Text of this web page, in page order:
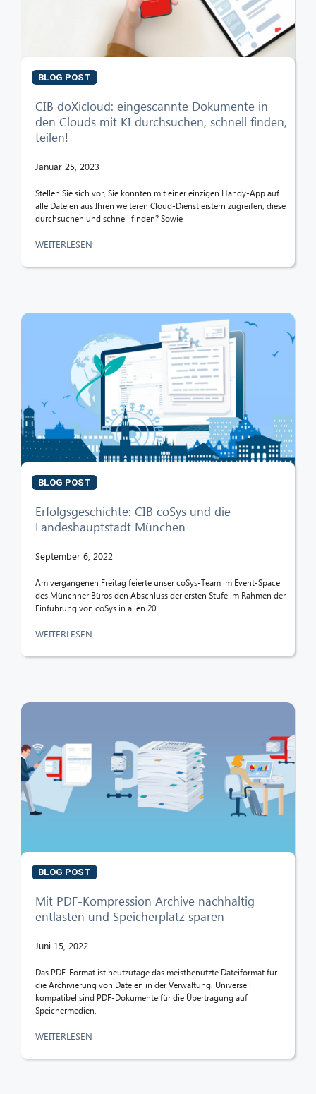
BLOG POST
CIB doXicloud: eingescannte Dokumente in
den Clouds mit KI durchsuchen, schnell finden,
teilen!
Januar 25, 2023
Stellen Sie sich vor, Sie könnten mit einer einzigen Handy-App auf
alle Dateien aus Ihren weiteren Cloud-Dienstleistern zugreifen, diese
durchsuchen und schnell finden? Sowie
WEITERLESEN
BLOG POST
Erfolgsgeschichte: CIB coSys und die
Landeshauptstadt München
September 6, 2022
Am vergangenen Freitag feierte unser coSys-Team im Event-Space
des Münchner Büros den Abschluss der ersten Stufe im Rahmen der
Einführung von coSys in allen 20
WEITERLESEN
BLOG POST
Mit PDF-Kompression Archive nachhaltig
entlasten und Speicherplatz sparen
Juni 15, 2022
Das PDF-Format ist heutzutage das meistbenutzte Dateiformat für
die Archivierung von Dateien in der Verwaltung. Universell
kompatibel sind PDF-Dokumente für die Übertragung auf
Speichermedien,
WEITERLESEN